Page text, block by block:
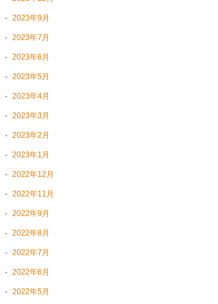
2023年9月
2023年7月
2023年6月
2023年5月
2023年4月
2023年3月
2023年2月
2023年1月
2022年12月
2022年11月
2022年9月
2022年8月
2022年7月
2022年6月
2022年5月